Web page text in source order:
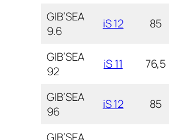
GIB’SEA
9.6
iS 12 85
GIB’SEA
92
iS 11 76,5
GIB’SEA
96
iS 12 85